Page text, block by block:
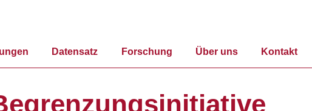
Datensatz Forschung Über uns Kontakt